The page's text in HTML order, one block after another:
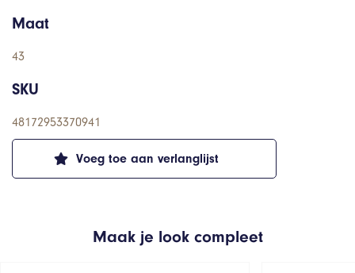
Voeg toe aan verlanglijst
Maat
43
SKU
48172953370941
Maak je look compleet